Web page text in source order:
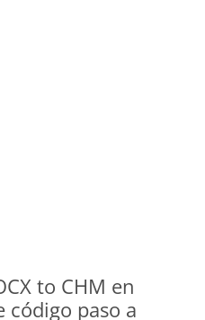
to CHM en
código paso a